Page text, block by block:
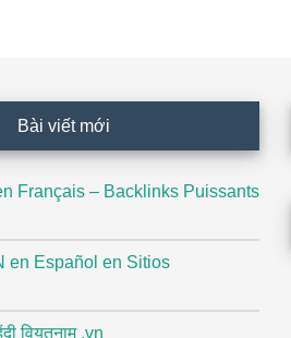
Bài viết mới
Français – Backlinks Puissants
en Español en Sitios
वियतनाम .vn